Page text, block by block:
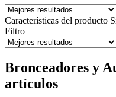
Características del producto
Filtro
Bronceadores y
artículos